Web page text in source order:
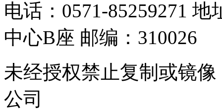
电话：0571-85259271
中心B座 邮编：310026
未经授权禁止复制或镜
公司